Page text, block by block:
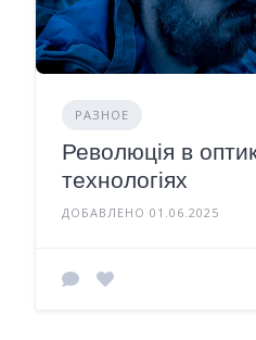
РАЗНОЕ
Революція в
технологіях
ДОБАВЛЕНО 01.06.2025